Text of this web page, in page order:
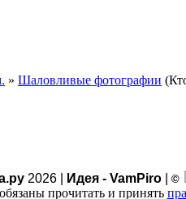
» Шаловливые фотографии
2026 | Идея - VamPiro ©
прочитать и принять